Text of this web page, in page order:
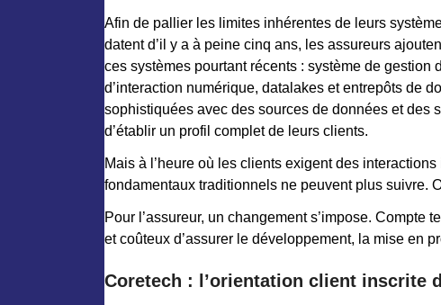
Afin de pallier les limites inhérentes de leurs
datent d’il y a à peine cinq ans, les assureurs
ces systèmes pourtant récents : système de gestion
d’interaction numérique, datalakes et entrepôts de
sophistiquées avec des sources de données et des
d’établir un profil complet de leurs clients.
Mais à l’heure où les clients exigent des
fondamentaux traditionnels ne peuvent plus suivre.
Pour l’assureur, un changement s’impose.
et coûteux d’assurer le développement, la mise en
Coretech : l’orientation client inscrite